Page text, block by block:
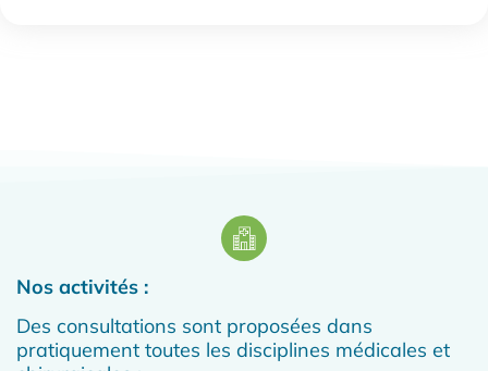
Nos activités :
Des consultations sont proposées dans
pratiquement toutes les disciplines médicales et